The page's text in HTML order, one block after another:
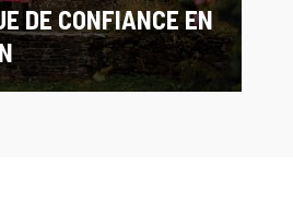
DE CONFIANCE EN